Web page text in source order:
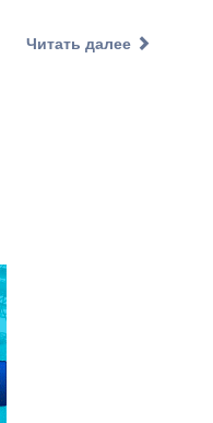
Читать далее